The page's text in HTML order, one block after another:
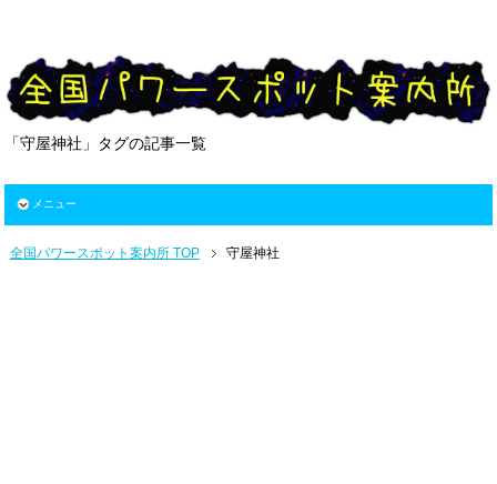
「守屋神社」タグの記事一覧
メニュー
全国パワースポット案内所 TOP 守屋神社